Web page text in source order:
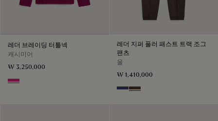
레더 브레이딩 터틀넥
캐시미어
₩ 3,250,000
Purple Fushia
레더 지퍼 풀러 패스트 트랙 조그
팬츠
울
₩ 1,410,000
MarineEarth Brown